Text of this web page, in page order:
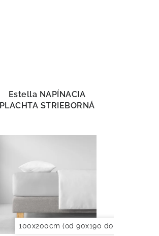
200x200cm (od 180x200 do
150x200cm (od 140x200
Estella NAPÍNACIA
PLACHTA STRIEBORNÁ
100x200cm (od 90x190 do 120x220cm)